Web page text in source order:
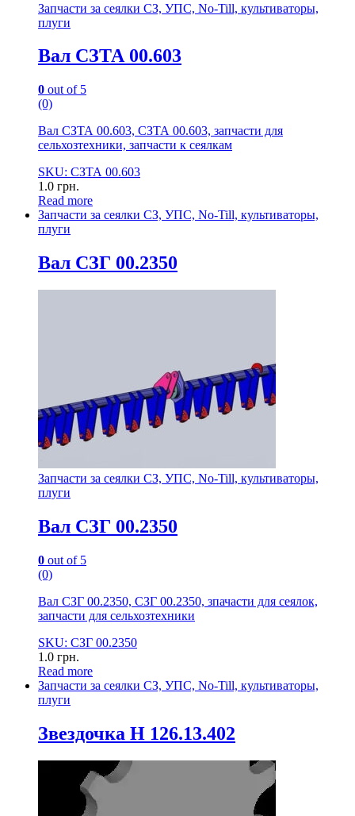
Запчасти за сеялки СЗ, УПС, No-Till, культиваторы,
плуги
Вал СЗТА 00.603
0 out of 5
(0)
Вал СЗТА 00.603, СЗТА 00.603, запчасти для
сельхозтехники, запчасти к сеялкам
SKU: СЗТА 00.603
1.0 грн.
Read more
Запчасти за сеялки СЗ, УПС, No-Till, культиваторы,
плуги
Вал СЗГ 00.2350
Запчасти за сеялки СЗ, УПС, No-Till, культиваторы,
плуги
Вал СЗГ 00.2350
0 out of 5
(0)
Вал СЗГ 00.2350, СЗГ 00.2350, зпачасти для сеялок,
запчасти для сельхозтехники
SKU: СЗГ 00.2350
1.0 грн.
Read more
Запчасти за сеялки СЗ, УПС, No-Till, культиваторы,
плуги
Звездочка Н 126.13.402